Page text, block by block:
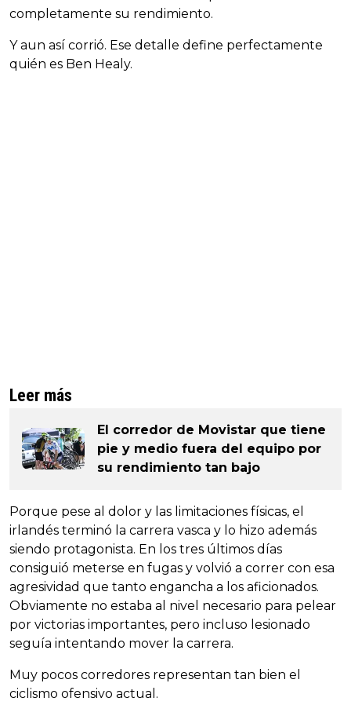
completamente su rendimiento.
Y aun así corrió. Ese detalle define perfectamente
quién es Ben Healy.
Leer más
El corredor de Movistar que tiene
pie y medio fuera del equipo por
su rendimiento tan bajo
Porque pese al dolor y las limitaciones físicas, el
irlandés terminó la carrera vasca y lo hizo además
siendo protagonista. En los tres últimos días
consiguió meterse en fugas y volvió a correr con esa
agresividad que tanto engancha a los aficionados.
Obviamente no estaba al nivel necesario para pelear
por victorias importantes, pero incluso lesionado
seguía intentando mover la carrera.
Muy pocos corredores representan tan bien el
ciclismo ofensivo actual.